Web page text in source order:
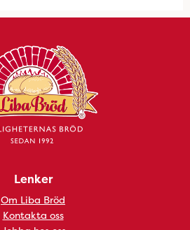
Lenker
Om Liba Bröd
Kontakta oss